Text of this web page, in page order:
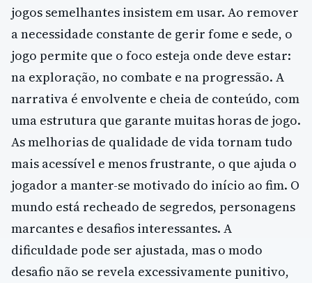
jogos semelhantes insistem em usar. Ao remover
a necessidade constante de gerir fome e sede, o
jogo permite que o foco esteja onde deve estar:
na exploração, no combate e na progressão. A
narrativa é envolvente e cheia de conteúdo, com
uma estrutura que garante muitas horas de jogo.
As melhorias de qualidade de vida tornam tudo
mais acessível e menos frustrante, o que ajuda o
jogador a manter-se motivado do início ao fim. O
mundo está recheado de segredos, personagens
marcantes e desafios interessantes. A
dificuldade pode ser ajustada, mas o modo
desafio não se revela excessivamente punitivo,